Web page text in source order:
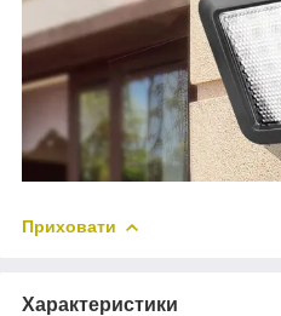
Приховати
Характеристики